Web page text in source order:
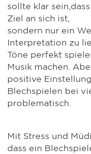
sollte klar
Ziel an sich ist,
sondern nur ein
Interpretation zu
Töne perfekt
Musik machen.
positive
Blechspielen bei
problematisch.
Mit Stress und
dass ein